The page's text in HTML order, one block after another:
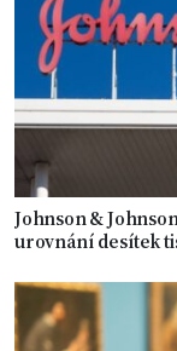
Johnson &
urovnání desítek